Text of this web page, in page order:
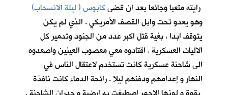
رايته متعبا وجائعا بعد ان قضىكابوس ( ليلة الانسحاب)
وهو يعدو تحت وابل القصف الأمريكي . الذي لم يكن
يتوقف ابدا ، بغية قتل اكبر عدد من الجنود وتدمير كل
الاليات العسكرية . اقتادوه معي معصوب العينين واصعدوه
الى شاحنة عسكرية كانت تستخدم لاعتقال الناس في
النهار و إعدامهم ودفنهم ليلا . رائحة الدماء كانت نافذة